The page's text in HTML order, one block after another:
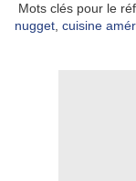
Mots clés pour le
nugget cuisine